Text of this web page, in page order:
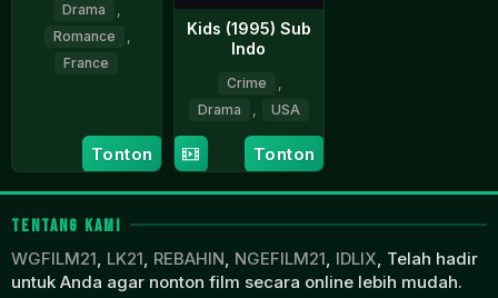
Drama
,
Romance
,
France
1976
Tonton
Kids (1995) Sub
Indo
Crime
Drama
USA
21
Jul
1995
Larry
Clark
Tonton
TENTANG KAMI
WGFILM21, LK21, REBAHIN, NGEFILM21, IDLIX, Telah hadir
untuk Anda agar nonton film secara online lebih mudah.